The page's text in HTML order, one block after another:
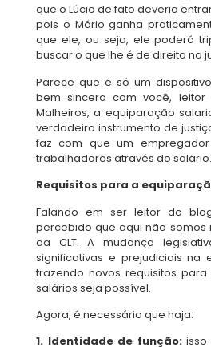
que o Lúcio de fato deveria
pois o Mário ganha
que ele, ou seja, ele poderá
buscar o que lhe é de direito na
Parece que é só um
bem sincera com você,
Malheiros, a equiparação
verdadeiro instrumento de
faz com que um
trabalhadores através do salário.
Requisitos para a
Falando em ser leitor do
percebido que aqui não somos
da CLT. A mudança
significativas e prejudiciais na
trazendo novos requisitos
salários seja possível.
Agora, é necessário que haja:
1. Identidade de função:isso